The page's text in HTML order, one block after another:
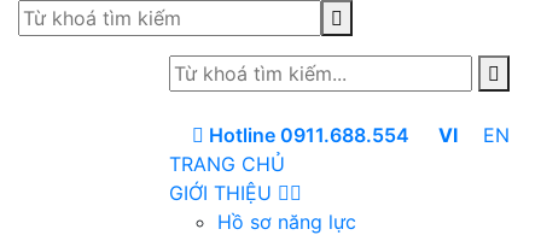
Hotline 0911.688.554 VI
EN
TRANG CHỦ
GIỚI THIỆU
Hồ sơ năng lực